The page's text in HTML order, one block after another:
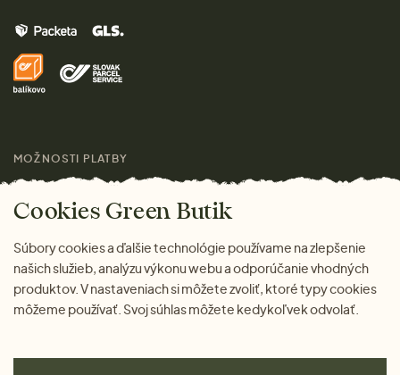
Značky
Pre médiá
Domov
Darčeky
Doprava a platba
MOŽNOSTI PLATBY
Cookies Green Butik
Súbory cookies a ďalšie technológie používame na zlepšenie
našich služieb, analýzu výkonu webu a odporúčanie vhodných
produktov. V nastaveniach si môžete zvoliť, ktoré typy cookies
môžeme používať. Svoj súhlas môžete kedykoľvek odvolať.